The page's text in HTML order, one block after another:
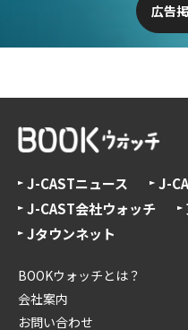
広告
J-CASTニュース
J-
J-CAST会社ウォッチ
Jタウンネット
BOOKウォッチとは？
会社案内
お問い合わせ